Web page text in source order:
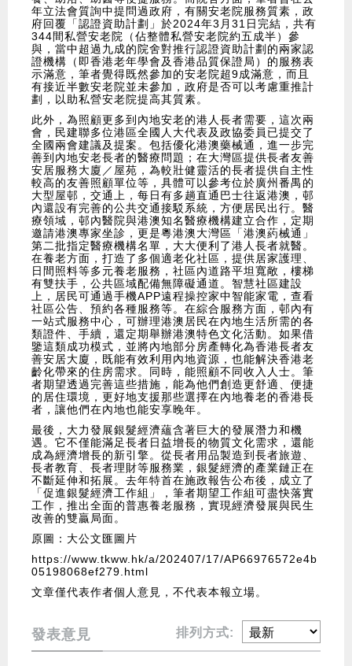
年立法會質詢中提問過政府，有關安老院服務質素，政
府回覆「認證資助計劃」於2024年3月31日完結，共有
344間私營安老院（佔整體私營安老院約五成半）參
與，當中超過九成的院舍對推行認證資助計劃的兩家認
證機構（即香港老年學會及香港品質保證局）的服務表
示滿意，筆者覺得既然參加的安老院超9成滿意，而且
有接近半數安老院並未參加，政府是否可以考慮重推計
劃，以助私營安老院提高其質素。
此外，為照顧更多到內地安老的港人長者需要，這次兩
會，民建聯多位港區全國人大代表及政協委員已提交了
全國兩會建議及提案。包括優化港澳藥械通，進一步完
善到內地安老長者的醫療問題；在大灣區提供長者友善
安居服務大廈／屋苑，為較壯健靈活的長者提供自主性
較高的友善照顧單位等，具體可以參考位於廣州番禺的
大型屋邨，交通上，每日有多趟直通巴士往返港澳，邨
內還設有完善的公共交通接駁系統，方便居民出行。醫
療領域，邨內醫院與港澳知名醫療機構建立合作，定期
邀請港澳專家坐診，更是粵港澳大灣區「港澳葯械通」
第二批指定醫療機構名單，大大便利了港人長者就醫。
在養老方面，打造了多個適老化社區，提供居家護理、
日間照料等多元養老服務，社區內道路平坦寬敞，樓梯
有雙扶手，公共區域配備無障礙通道。智慧社區建設
上，居民可通過手機APP遠程操控家中智能家電，查看
社區公告、預約各種服務等。在綜合服務方面，邨內有
一站式服務中心，可辦理港澳居民在內地生活所需的各
類證件、手續，還定期舉辦港澳特色文化活動。如果借
鑒這類成功模式，並將內地部分房產轉化為香港長者友
善安居大廈，既能有效利用內地資源，也能解決香港老
齡化帶來的住房需求。同時，能照顧不同收入人士。筆
者期望透過完善這些措施，能為他們創造更舒適、便捷
的居住環境，更好地支援那些選擇在內地養老的香港長
者，讓他們在內地也能安享晚年。
最後，大力發展銀髮經濟蘊含著巨大的發展潛力和機
遇。它不僅能滿足長者日益增長的物質文化需求，還能
成為經濟增長的新引擎。從長者用品製造到長者旅遊、
長者教育、長者理財等服務業，銀髮經濟的產業鏈正在
不斷延伸和拓展。去年特首在施政報告公布後，成立了
「促進銀髮經濟工作組」，筆者期望工作組可盡快落實
工作，推出全面的普惠養老服務，實現經濟發展與民生
改善的雙贏局面。
原圖：大公文匯圖片
https://www.tkww.hk/a/202407/17/AP66976572e4b
05198068ef279.html
文章僅代表作者個人意見，不代表本報立場。
發表意見 排列方式: